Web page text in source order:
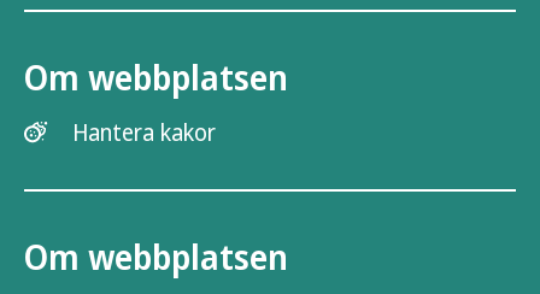
Om webbplatsen
Hantera kakor
Om webbplatsen